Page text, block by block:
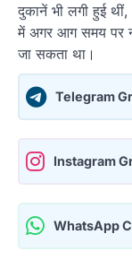
दुकानें भी लगी हुई
में अगर आग समय पर न
जा सकता था।
Telegram
Instagram
WhatsApp